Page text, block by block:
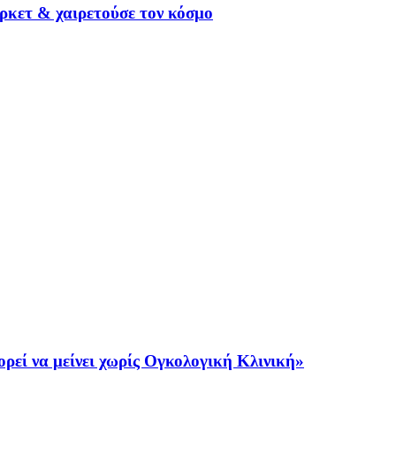
& χαιρετούσε τον κόσμο
να μείνει χωρίς Ογκολογική Κλινική»